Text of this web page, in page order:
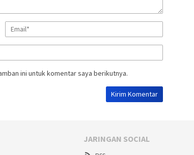
ini untuk komentar saya berikutnya.
JARINGAN SOCIAL